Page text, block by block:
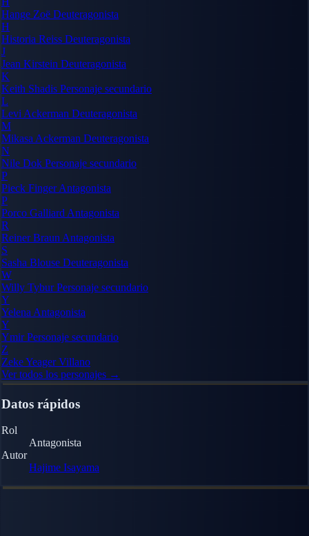
Hange Zoë Deuteragonista
H
Historia Reiss Deuteragonista
J
Jean Kirstein Deuteragonista
K
Keith Shadis Personaje secundario
L
Levi Ackerman Deuteragonista
M
Mikasa Ackerman Deuteragonista
N
Nile Dok Personaje secundario
P
Pieck FingerAntagonista
P
Porco Galliard Antagonista
R
Reiner Braun Antagonista
S
Sasha Blouse Deuteragonista
W
Willy TyburPersonaje secundario
Y
Yelena Antagonista
Y
YmirPersonaje secundario
Z
Zeke YeagerVillano
Ver todos los personajes →
Datos rápidos
Rol
Antagonista
Autor
Hajime Isayama